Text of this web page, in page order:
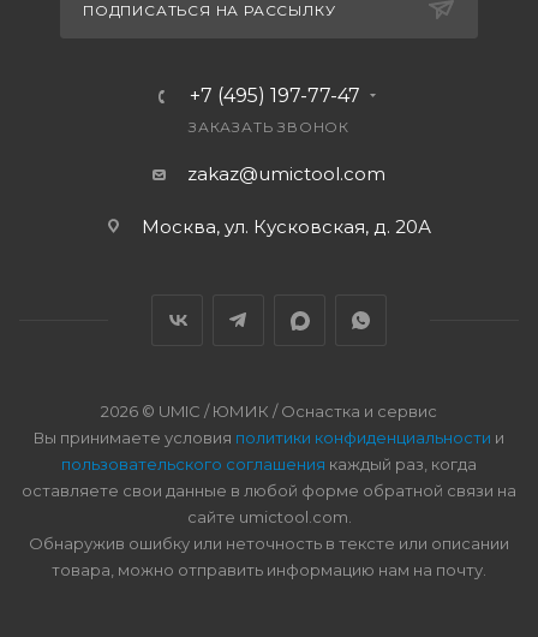
ПОДПИСАТЬСЯ НА РАССЫЛКУ
+7 (495) 197-77-47
ЗАКАЗАТЬ ЗВОНОК
zakaz@umictool.com
Москва, ул. Кусковская, д. 20А
2026 © UMIC / ЮМИК / Оснастка и сервис
Вы принимаете условия политики конфиденциальности и
пользовательского соглашения каждый раз, когда
оставляете свои данные в любой форме обратной связи на
сайте umictool.com.
Обнаружив ошибку или неточность в тексте или описании
товара, можно отправить информацию нам на почту.